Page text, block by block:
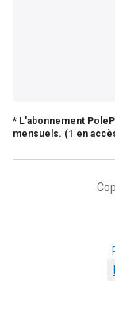
* L'abonnement
mensuels. (1 en